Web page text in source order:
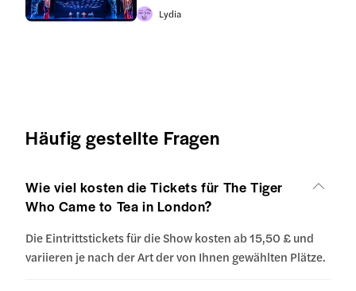
Lydia
Häufig gestellte Fragen
Wie viel kosten die Tickets für The Tiger
Who Came to Tea in London?
Die Eintrittstickets für die Show kosten ab 15,50 £ und
variieren je nach der Art der von Ihnen gewählten Plätze.